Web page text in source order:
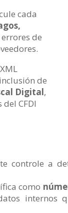
cada
de
de
Digital,
CFDI
controle a
como
internos